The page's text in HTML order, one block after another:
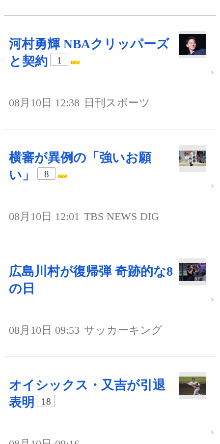
河村勇輝 NBAクリッパーズ
と契約
1
08月10日 12:38 日刊スポーツ
横審が異例の「強いお願
い」
8
08月10日 12:01 TBS NEWS DIG
広島川村が復帰弾 奇跡的な8
の日
08月10日 09:53 サッカーキング
オイシックス・又吉が引退
表明
18